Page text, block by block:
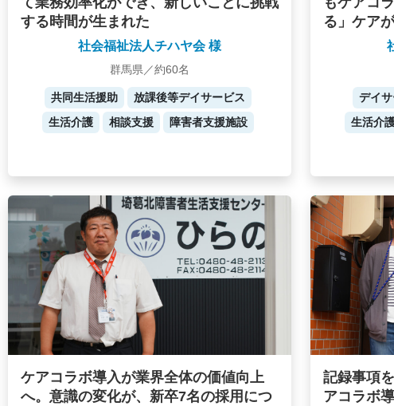
する時間が生まれた
社会福祉法人チハヤ会 様
群馬県／約60名
共同生活援助
放課後等デイサービス
生活介護
相談支援 障害者支援施設
る」ケア
デイ
生活介
ケアコラボ導入が業界全体の価値向上
へ。意識の変化が、新卒7名の採用につ
記録事項
アコラボ